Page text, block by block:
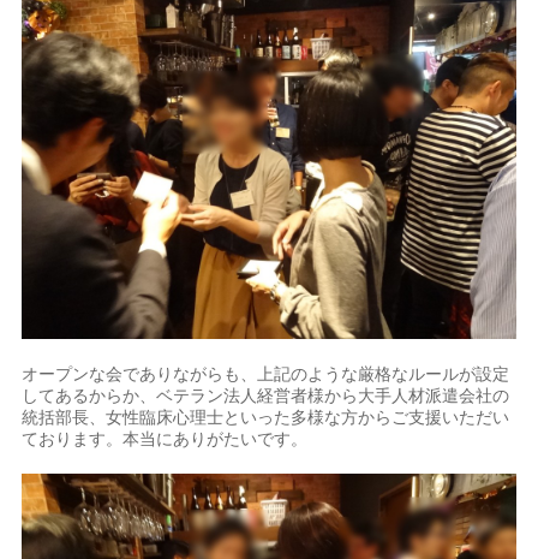
オープンな会でありながらも、上記のような厳格なルールが設定
してあるからか、ベテラン法人経営者様から大手人材派遣会社の
統括部長、女性臨床心理士といった多様な方からご支援いただい
ております。本当にありがたいです。